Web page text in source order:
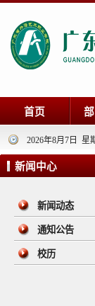
首页
2026年8月7日 星
新闻中心
新闻动态
通知公告
校历